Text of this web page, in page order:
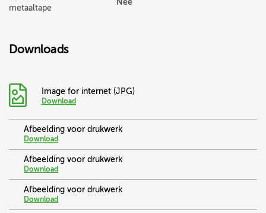
metaaltape
Downloads
Image for internet (JPG)
Download
Afbeelding voor drukwerk
Download
Afbeelding voor drukwerk
Download
Afbeelding voor drukwerk
Download